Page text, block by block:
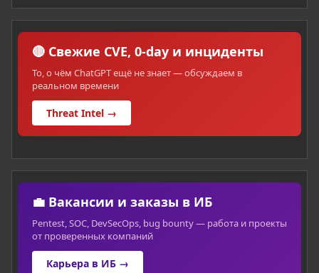
🔴 Свежие CVE, 0-day и инциденты
То, о чём ChatGPT ещё не знает — обсуждаем в
реальном времени
Threat Intel →
💼 Вакансии и заказы в ИБ
Pentest, SOC, DevSecOps, bug bounty — работа и проекты
от проверенных компаний
Карьера в ИБ →